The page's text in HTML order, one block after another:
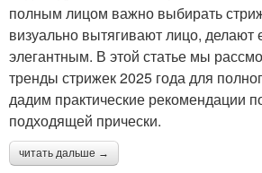
полным лицом важно выбирать
визуально вытягивают лицо, делают
элегантным. В этой статье мы
тренды стрижек 2025 года для
дадим практические рекомендации
подходящей прически.
читать дальше →